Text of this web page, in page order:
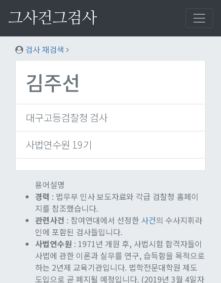
그사건그검사
검사 재검색
김주선
대구고등검찰청 검사
사법연수원 19기
용어설명
경력 : 법무부 인사 보도자료와 각급 검찰청 홈페이
지를 참조했습니다.
관련사건 : 참여연대에서 선정한 사건의 수사지휘라
인에 포함된 검사들입니다.
사법연수원 : 1971년 개원 후, 사법시험 합격자들이
사법에 관한 이론과 실무를 연구, 습득함을 목적으로
하는 2년제 교육기관입니다. 법학전문대학원 제도
도입으로 곧 폐지될 예정입니다. (2019년 3월 4일자